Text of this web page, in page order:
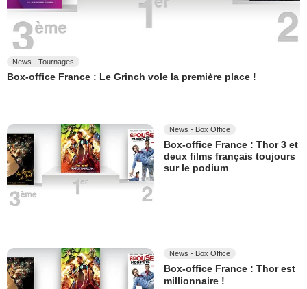
News - Tournages
Box-office France : Le Grinch vole la première place !
News - Box Office
Box-office France : Thor 3 et
deux films français toujours
sur le podium
News - Box Office
Box-office France : Thor est
millionnaire !